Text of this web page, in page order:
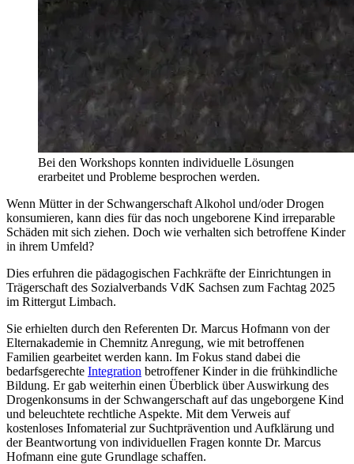
Bei den Workshops konnten individuelle Lösungen
erarbeitet und Probleme besprochen werden.
Wenn Mütter in der Schwangerschaft Alkohol und/oder Drogen
konsumieren, kann dies für das noch ungeborene Kind irreparable
Schäden mit sich ziehen. Doch wie verhalten sich betroffene Kinder
in ihrem Umfeld?
Dies erfuhren die pädagogischen Fachkräfte der Einrichtungen in
Trägerschaft des Sozialverbands VdK Sachsen zum Fachtag 2025
im Rittergut Limbach.
Sie erhielten durch den Referenten Dr. Marcus Hofmann von der
Elternakademie in Chemnitz Anregung, wie mit betroffenen
Familien gearbeitet werden kann. Im Fokus stand dabei die
bedarfsgerechte Integration betroffener Kinder in die frühkindliche
Bildung. Er gab weiterhin einen Überblick über Auswirkung des
Drogenkonsums in der Schwangerschaft auf das ungeborgene Kind
und beleuchtete rechtliche Aspekte. Mit dem Verweis auf
kostenloses Infomaterial zur Suchtprävention und Aufklärung und
der Beantwortung von individuellen Fragen konnte Dr. Marcus
Hofmann eine gute Grundlage schaffen.